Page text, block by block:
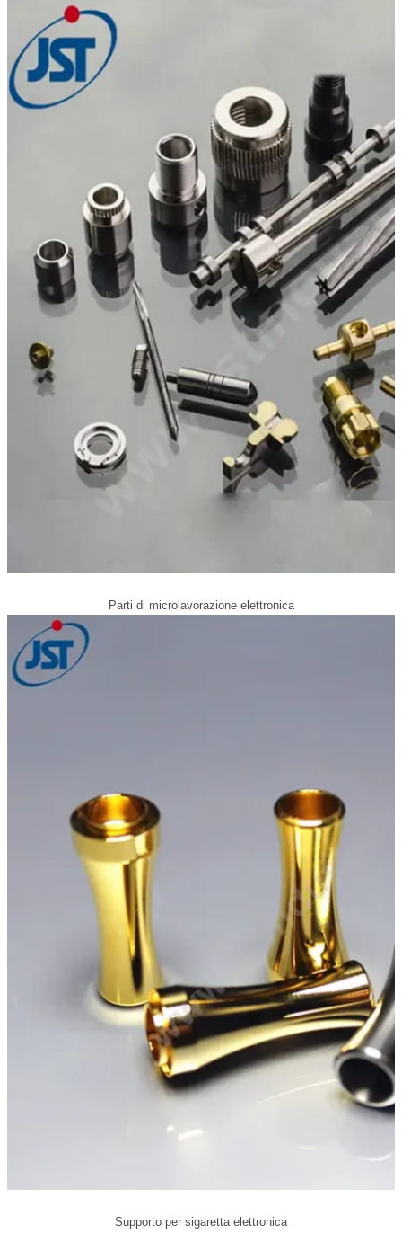
Parti di microlavorazione elettronica
Supporto per sigaretta elettronica